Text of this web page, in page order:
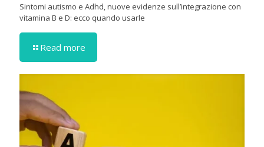
Sintomi autismo e Adhd, nuove evidenze sull’integrazione con
vitamina B e D: ecco quando usarle
Read more